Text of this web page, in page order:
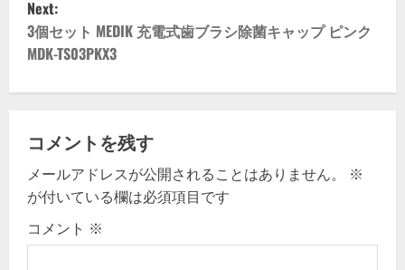
a
v
i
g
a
t
i
Next:
3個セット MEDIK 充電式歯ブラシ除菌キャップ ピンク
MDK-TS03PKX3
コメントを残す
メールアドレスが公開されることはありません。
※
が付いている欄は必須項目です
コメント ※